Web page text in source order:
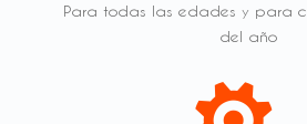
Para todas las edades y para
del año